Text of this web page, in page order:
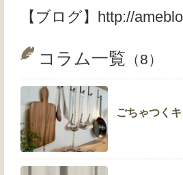
【ブログ】http://
コラム一覧 （8）
ごちゃつく